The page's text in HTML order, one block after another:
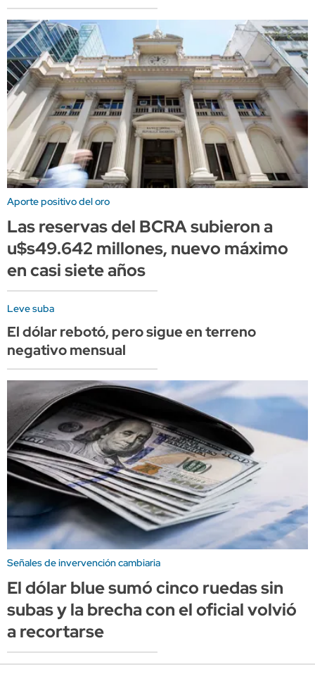
Aporte positivo del oro
Las reservas del BCRA subieron a
u$s49.642 millones, nuevo máximo
en casi siete años
Leve suba
El dólar rebotó, pero sigue en terreno
negativo mensual
Señales de invervención cambiaria
El dólar blue sumó cinco ruedas sin
subas y la brecha con el oficial volvió
a recortarse